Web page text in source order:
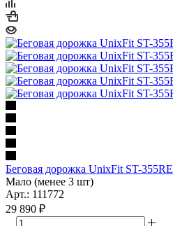
Беговая дорожка UnixFit ST-355RE
Мало (менее 3 шт)
Арт.: 111772
29 890 ₽